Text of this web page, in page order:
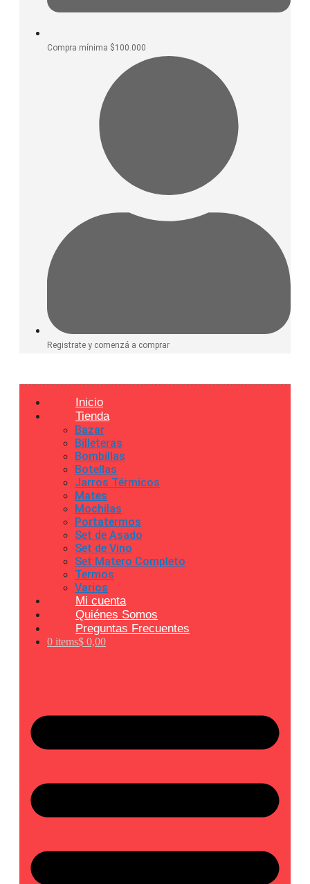
Compra mínima $100.000
Registrate y comenzá a comprar
Inicio
Tienda
Bazar
Billeteras
Bombillas
Botellas
Jarros Térmicos
Mates
Mochilas
Portatermos
Set de Asado
Set de Vino
Set Matero Completo
Termos
Varios
Mi cuenta
Quiénes Somos
Preguntas Frecuentes
0 items$ 0,00